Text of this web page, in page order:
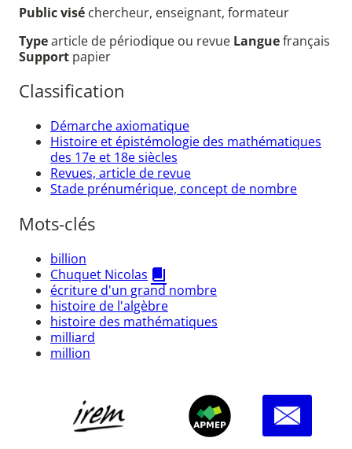
Public visé chercheur, enseignant, formateur
Typearticle de périodique ou revue Languefrançais
Support papier
Classification
Démarche axiomatique
Histoire et épistémologie des mathématiques
des 17e et 18e siècles
Revues, article de revue
Stade prénumérique, concept de nombre
Mots-clés
billion
Chuquet Nicolas
écriture d'un grand nombre
histoire de l'algèbre
histoire des mathématiques
milliard
million